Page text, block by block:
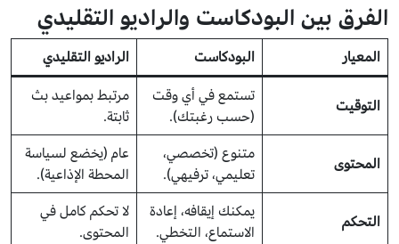
الفرق بين البودكاست والراديو التقليدي
المعيار البودكاست الراديو التقليدي
التوقيت
تستمع في أي وقت
(حسب رغبتك).
مرتبط بمواعيد بث
ثابتة.
المحتوى
متنوع (تخصصي،
تعليمي، ترفيهي).
عام (يخضع لسياسة
المحطة الإذاعية).
التحكم
يمكنك إيقافه، إعادة
الاستماع، التخطي.
لا تحكم كامل في
المحتوى.